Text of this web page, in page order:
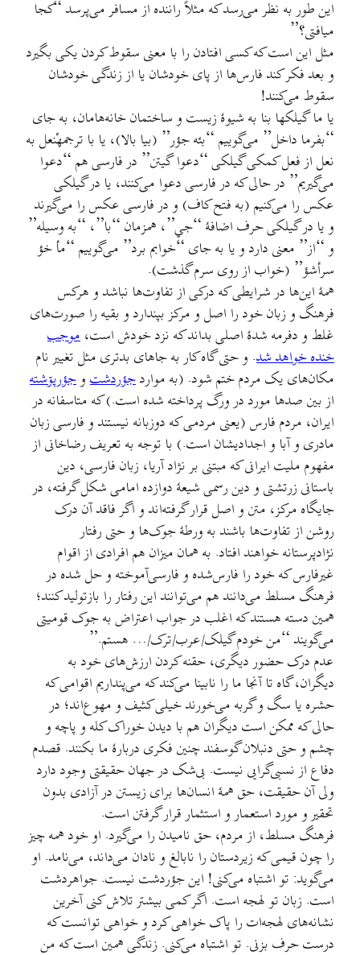
این طور به نظر می‌رسد که مثلاً راننده از مسافر می‌پرسد “کجا
میافتی؟”
مثل این است که کسی افتادن را با معنی سقوط کردن یکی بگیرد
و بعد فکر کند فارس‌ها از پای خودشان یا از زندگی خودشان
سقوط می‌کنند!
یا ما گیلکها بنا به شیوهٔ زیست و ساختمان خانه‌هامان، به جای
“بفرما داخل” می‌گوییم “بئه جؤر” (بیا بالا)، یا با ترجمهٔنعل به
نعل از فعل کمکی گیلکی “دعوا گيتن” در فارسی هم “دعوا
می‌گیریم” در حالی که در فارسی دعوا می‌کنند، یا در گیلکی
عکس را می‌کنيم (به فتح کاف) و در فارسی عکس را می‌گیرند
و یا در گیلکی حرف اضافهٔ “جي”، همزمان “با”، “به وسیله”
و “از” معنی دارد و یا به جای “خوابم برد” می‌گوییم “مأ خؤ
سرأشؤ” (خواب از روی سرم گذشت).
همهٔ این‌ها در شرایطی که درکی از تفاوت‌ها نباشد و هرکس
فرهنگ و زبان خود را اصل و مرکز بپندارد و بقیه را صورت‌های
غلط و دفرمه شدهٔ اصلی بداند که نزد خودش است، موجب
خنده خواهد شد. و حتی گاه کار به جاهای بدتری مثل تغییر نام
مکان‌های یک مردم ختم شود. (به مواردجؤردشت و جؤرپۊشته
از بین صدها مورد در ورگ پرداخته شده است.) که متاسفانه در
ایران، مردم فارس (یعنی مردمی که دوزبانه نیستند و فارسی زبان
مادری و آبا و اجداديشان است.) با توجه به تعریف رضاخانی از
مفهوم ملیت ایرانی که مبتنی بر نژاد آریا، زبان فارسی، دین
باستانی زرتشتی و دین رسمی شیعهٔ دوازده امامی شکل گرفته، در
جایگاه مرکز، متن و اصل قرار گرفته‌اند و اگر فاقد آن درک
روشن از تفاوت‌ها باشند به ورطهٔ جوک‌ها و حتی رفتار
نژادپرستانه خواهند افتاد. به همان میزان هم افرادی از اقوام
غیرفارس که خود را فارس‌شده و فارسی‌آموخته و حل شده در
فرهنگ مسلط می‌دانند هم می‌توانند این رفتار را بازتولید کنند؛
همین دسته هستند که اغلب در جواب اعتراض به جوک قومیتی
می‌گویند “من خودم گیلک/عرب/ترک/… هستم.”
عدم درک حضور دیگری، حقنه کردن ارزش‌های خود به
دیگران، گاه تا آنجا ما را نابینا می‌کند که می‌پنداریم اقوامی که
حشره یا سگ و گربه می‌خورند خیلی کثیف و مهوع‌اند؛ در
حالی که ممکن است دیگران هم با دیدن خوراک کله و پاچه و
چشم و حتی دنبلان گوسفند چنین فکری دربارهٔ ما بکنند. قصدم
دفاع از نسبی‌گرایی نیست. بی‌شک در جهان حقیقتی وجود دارد
ولی آن حقیقت، حق همهٔ انسان‌ها برای زیستن در آزادی بدون
تحقیر و مورد استعمار و استثمار قرار گرفتن است.
فرهنگ مسلط، از مردم، حق نامیدن را می‌گیرد. او خود همه چیز
را چون قیمی که زیردستان را نابالغ و نادان می‌داند، می‌نامد. او
می‌گوید: تو اشتباه می‌کنی! این جؤردشت نیست. جواهردشت
است. زبان تو لهجه است. اگر کمی بيشتر تلاش کنی آخرین
نشانه‌های لهجه‌ات را پاک خواهی کرد و خواهی توانست که
درست حرف بزنی. تو اشتباه می‌کنی. زندگی همین است که من